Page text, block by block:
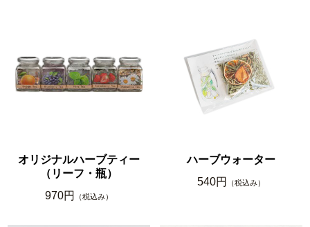
オリジナルハーブティー
（リーフ・瓶）
970円
（税込み）
ハーブウォーター
540円
（税込み）